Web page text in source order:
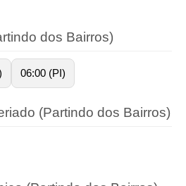
dos Bairros)
06:00 (PI)
(Partindo dos Bairros)